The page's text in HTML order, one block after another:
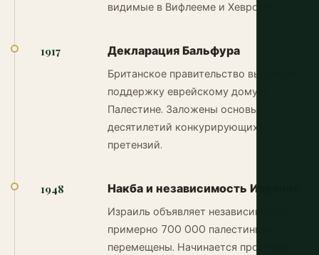
видимые в Вифлееме и Хевроне.
1917 Декларация Бальфура
Британское правительство выражает
поддержку еврейскому дому в
Палестине. Заложены основы
десятилетий конкурирующих
претензий.
1948 Накба и независимость Израиля
Израиль объявляет независимость;
примерно 700 000 палестинцев
перемещены. Начинается проблема